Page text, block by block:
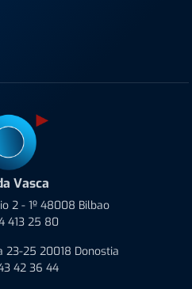
Vasca
2 - 1º 48008 Bilbao
413 25 80
23-25 20018 Donostia
42 36 44